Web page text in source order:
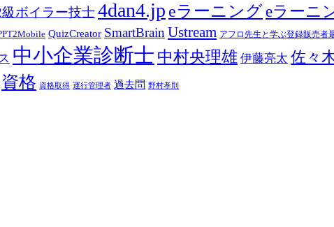
級ボイラー技士4dan4.jp eラーニング eラーニ
QuizCreator SmartBrain Ustream アフロ先生と学ぶ登録販売者
中小企業診断士 中村央理雄 伊藤亮太 佐々
資格 資格取得 運行管理者 過去問 野村孝則